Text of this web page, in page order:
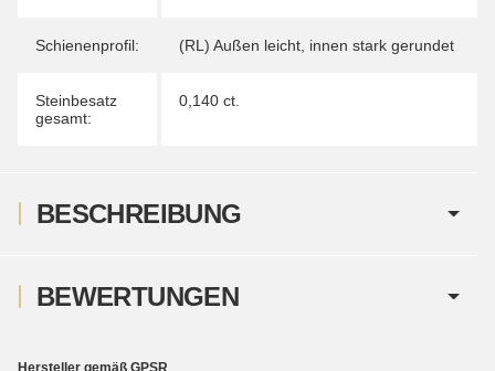
Schienenprofil: (RL) Außen leicht, innen stark gerundet
Steinbesatz
gesamt:
0,140 ct.
BESCHREIBUNG
BEWERTUNGEN
Hersteller gemäß GPSR